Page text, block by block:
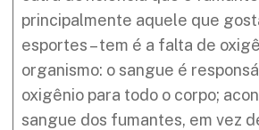
principalmente aquele que
esportes – tem é a falta de
organismo: o sangue é
oxigênio para todo o corpo;
sangue dos fumantes, em vez